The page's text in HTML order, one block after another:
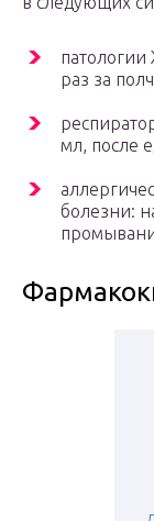
патологии
раз за
мл, после
болезни: